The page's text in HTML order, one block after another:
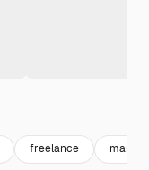
freelance